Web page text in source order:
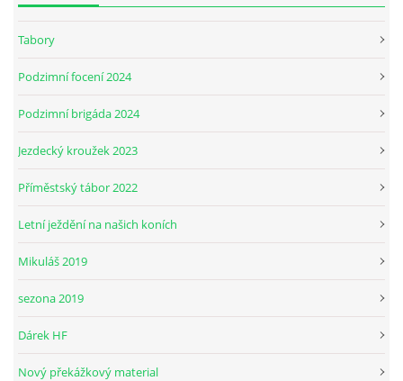
Tabory
Podzimní focení 2024
Podzimní brigáda 2024
Jezdecký kroužek 2023
Příměstský tábor 2022
Letní ježdění na našich koních
Mikuláš 2019
sezona 2019
Dárek HF
Nový překážkový material